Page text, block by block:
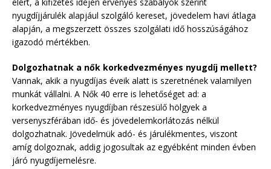
nyugdíjjárulék alapjául szolgáló kereset, jövedelem havi átlaga
alapján, a megszerzett összes szolgálati idő hosszúságához
igazodó mértékben.
Dolgozhatnak a nők korkedvezményes nyugdíj mellett?
Vannak, akik a nyugdíjas éveik alatt is szeretnének valamilyen
munkát vállalni. A Nők 40 erre is lehetőséget ad: a
korkedvezményes nyugdíjban részesülő hölgyek a
versenyszférában idő- és jövedelemkorlátozás nélkül
dolgozhatnak. Jövedelmük adó- és járulékmentes, viszont
amíg dolgoznak, addig jogosultak az egyébként minden évben
járó nyugdíjemelésre.